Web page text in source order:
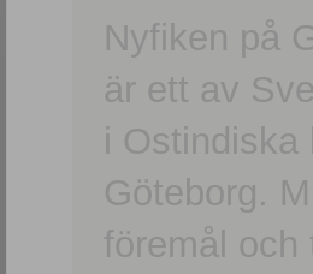
Nyfiken på
är ett av
i Ostindiska
Göteborg.
föremål och